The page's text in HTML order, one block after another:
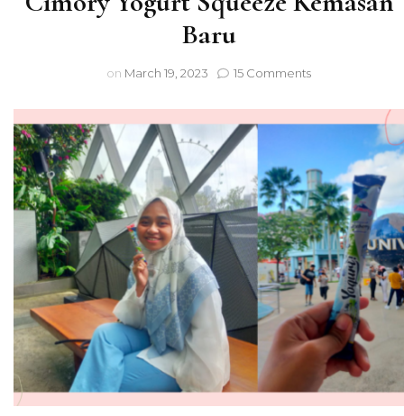
Baru
on March 19, 2023 15 Commentson
Nyaman
Selama
Berkat
Cemilan
Sehat
Cimory
Yogurt
Squeeze
Kemasan
Baru